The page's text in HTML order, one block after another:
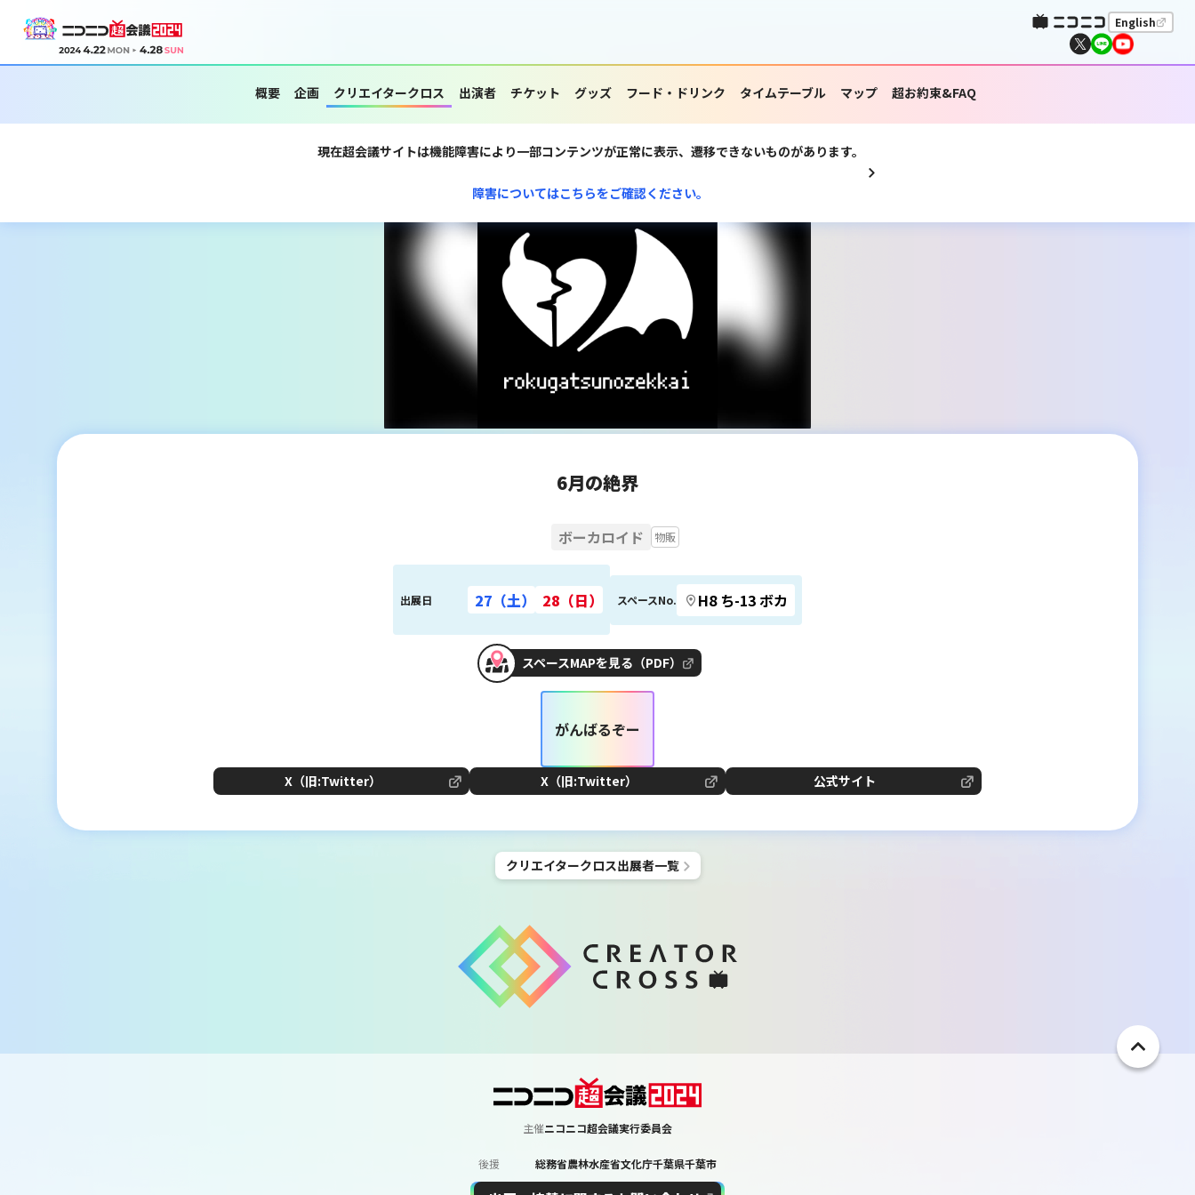
English
概要 企画 クリエイタークロス 出演者 チケット グッズ フード・ドリンク タイムテーブル マップ 超お約束&FAQ
現在超会議サイトは機能障害により一部コンテンツが正常に表示、遷移できないものがあります。
障害についてはこちらをご確認ください。
6月の絶界
ボーカロイド 物販
出展日 27（土） 28（日） スペースNo. H8 ち-13 ボカ
スペースMAPを見る（PDF）
がんばるぞー
X（旧:Twitter） X（旧:Twitter） 公式サイト
クリエイタークロス出展者一覧
ペ
ー
主催ニコニコ超会議実行委員会
後援 総務省農林水産省文化庁千葉県千葉市